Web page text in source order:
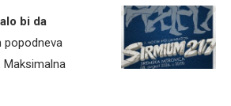
bi da
popodneva
Maksimalna